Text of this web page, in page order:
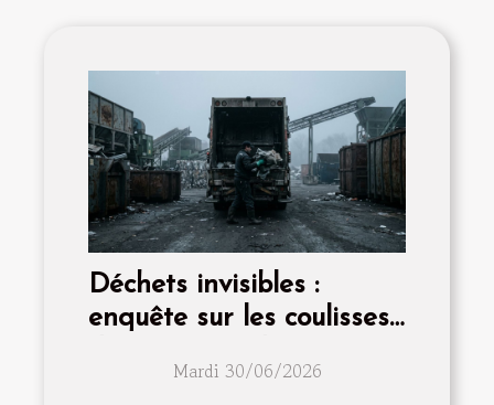
Déchets invisibles :
enquête sur les coulisses
matières à recycler
Mardi 30/06/2026